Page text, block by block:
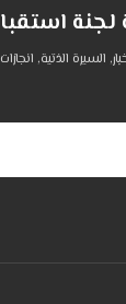
لجنة
, السيرة الذتية,